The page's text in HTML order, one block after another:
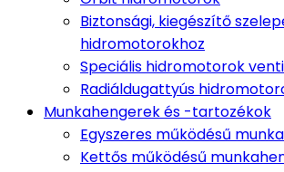
Biztonsági, kiegészítő
hidromotorokhoz
Speciális hidromotorok
Radiáldugattyús
Munkahengerek és -tartozékok
Egyszeres működésű
Kettős működésű